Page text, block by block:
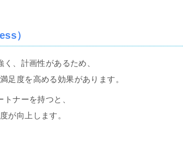
）
、計画性があるため、
足度を高める効果があります。
ナーを持つと、
が向上します。